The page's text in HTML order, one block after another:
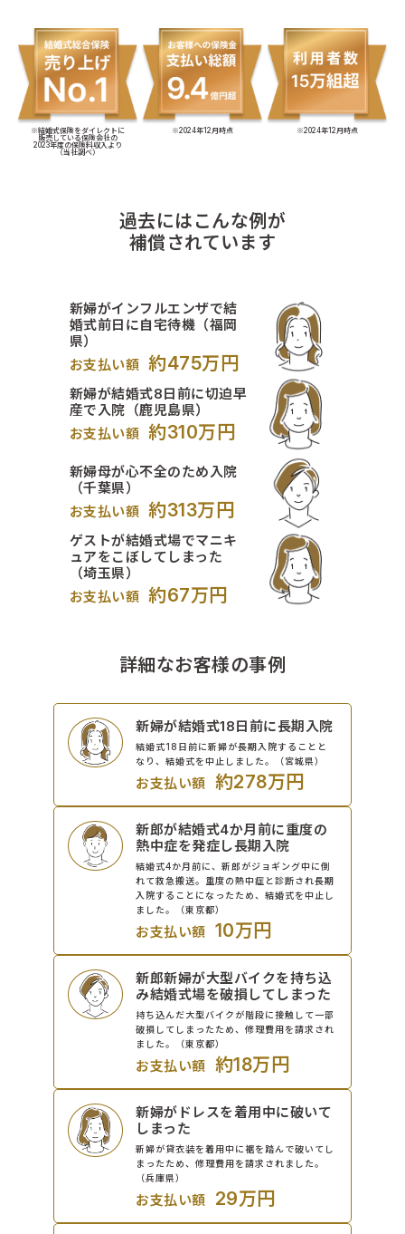
※結婚式保険をダイレクトに
販売している保険会社の
2023年度の保険料収入より
（当社調べ）
※2024年12月時点 ※2024年12月時点
過去にはこんな例が
補償されています
新婦がインフルエンザで結
婚式前日に自宅待機（福岡
県）
お支払い額 約475万円
新婦が結婚式8日前に切迫早
産で入院（鹿児島県）
お支払い額 約310万円
新婦母が心不全のため入院
（千葉県）
お支払い額 約313万円
ゲストが結婚式場でマニキ
ュアをこぼしてしまった
（埼玉県）
お支払い額 約67万円
詳細なお客様の事例
新婦が結婚式18日前に長期入院
結婚式18日前に新婦が長期入院することと
なり、結婚式を中止しました。（宮城県）
お支払い額 約278万円
新郎が結婚式4か月前に重度の
熱中症を発症し長期入院
結婚式4か月前に、新郎がジョギング中に倒
れて救急搬送。重度の熱中症と診断され長期
入院することになったため、結婚式を中止し
ました。（東京都）
お支払い額 10万円
新郎新婦が大型バイクを持ち込
み結婚式場を破損してしまった
持ち込んだ大型バイクが階段に接触して一部
破損してしまったため、修理費用を請求され
ました。（東京都）
お支払い額 約18万円
新婦がドレスを着用中に破いて
しまった
新婦が貸衣装を着用中に裾を踏んで破いてし
まったため、修理費用を請求されました。
（兵庫県）
お支払い額 29万円